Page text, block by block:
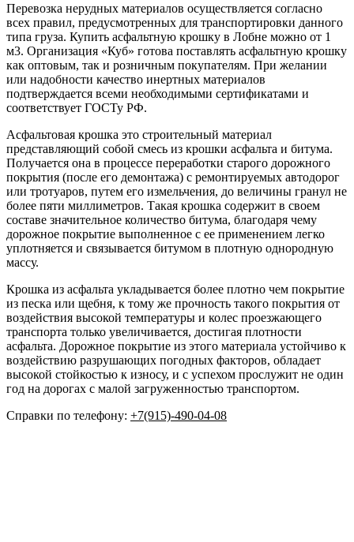
Перевозка нерудных материалов осуществляется согласно
всех правил, предусмотренных для транспортировки данного
типа груза. Купить асфальтную крошку в Лобне можно от 1
м3. Организация «Куб» готова поставлять асфальтную крошку
как оптовым, так и розничным покупателям. При желании
или надобности качество инертных материалов
подтверждается всеми необходимыми сертификатами и
соответствует ГОСТу РФ.
Асфальтовая крошка это строительный материал
представляющий собой смесь из крошки асфальта и битума.
Получается она в процессе переработки старого дорожного
покрытия (после его демонтажа) с ремонтируемых автодорог
или тротуаров, путем его измельчения, до величины гранул не
более пяти миллиметров. Такая крошка содержит в своем
составе значительное количество битума, благодаря чему
дорожное покрытие выполненное с ее применением легко
уплотняется и связывается битумом в плотную однородную
массу.
Крошка из асфальта укладывается более плотно чем покрытие
из песка или щебня, к тому же прочность такого покрытия от
воздействия высокой температуры и колес проезжающего
транспорта только увеличивается, достигая плотности
асфальта. Дорожное покрытие из этого материала устойчиво к
воздействию разрушающих погодных факторов, обладает
высокой стойкостью к износу, и с успехом прослужит не один
год на дорогах с малой загруженностью транспортом.
Справки по телефону: +7(915)-490-04-08